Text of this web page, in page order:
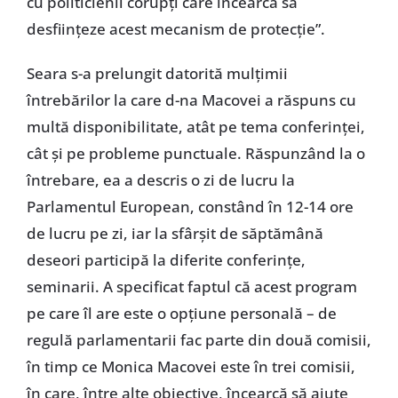
desfiinţeze acest mecanism de protecţie”.
Seara s-a prelungit datorită mulţimii
întrebărilor la care d-na Macovei a răspuns cu
multă disponibilitate, atât pe tema conferinţei,
cât şi pe probleme punctuale. Răspunzând la o
întrebare, ea a descris o zi de lucru la
Parlamentul European, constând în 12-14 ore
de lucru pe zi, iar la sfârşit de săptămână
deseori participă la diferite conferinţe,
seminarii. A specificat faptul că acest program
pe care îl are este o opţiune personală – de
regulă parlamentarii fac parte din două comisii,
în timp ce Monica Macovei este în trei comisii,
în care, între alte obiective, încearcă să ajute